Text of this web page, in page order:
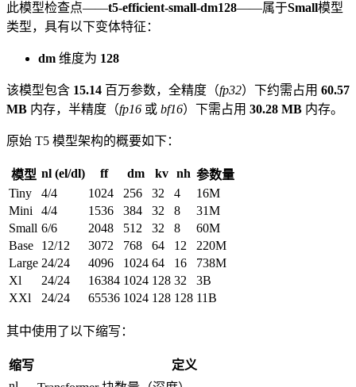
此模型检查点——t5-efficient-small-dm128——属于Small模型
类型，具有以下变体特征：
dm 维度为 128
该模型包含 15.14 百万参数，全精度（fp32）下约需占用 60.57
MB 内存，半精度（fp16 或 bf16）下需占用 30.28 MB 内存。
原始 T5 模型架构的概要如下：
模型 nl (el/dl) ff dm kv nh 参数量
Tiny
4/4 1024 256 32 4
16M
Mini
4/4 1536 384 32 8
31M
Small 6/6 2048 512 32 8
60M
Base
12/12 3072 768 64 12
220M
Large 24/24 4096 1024 64 16
738M
Xl
24/24 16384 1024 128 32
3B
XXl
24/24 65536 1024 128 128 11B
其中使用了以下缩写：
缩写
定义